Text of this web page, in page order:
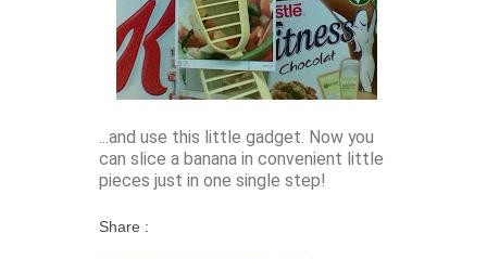
...and use this little gadget. Now you
can slice a banana in convenient little
pieces just in one single step!
Share :